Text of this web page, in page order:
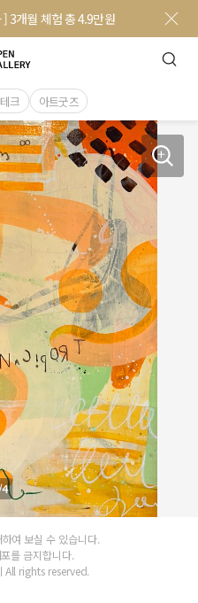
3개월 체험 총 4.9만원
크 아트굿즈
여 보실 수 있습니다.
를 금지합니다.
rights reserved.